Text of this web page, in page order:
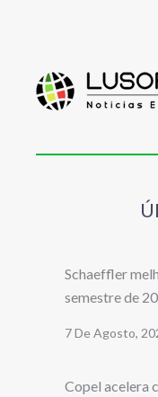
Schaeffler
semestre de
7 De Agosto,
Copel acelera